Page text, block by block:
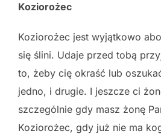
Koziorożec
Koziorożec jest wyjątkowo
się ślini. Udaje przed tobą
to, żeby cię okraść lub
jedno, i drugie. I jeszcze ci
szczególnie gdy masz żonę
Koziorożec, gdy już nie ma